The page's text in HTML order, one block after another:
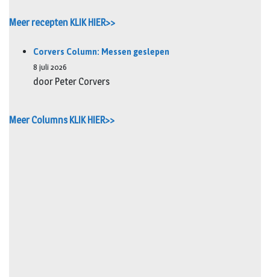
Meer recepten KLIK HIER>>
Corvers Column: Messen geslepen
8 juli 2026
door Peter Corvers
Meer Columns KLIK HIER>>